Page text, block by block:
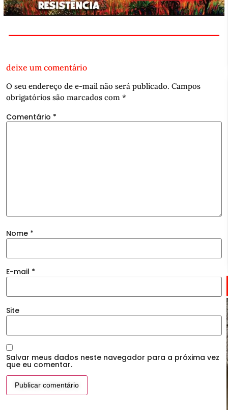
deixe um comentário
O seu endereço de e-mail não será publicado. Campos
obrigatórios são marcados com *
Comentário *
Nome *
E-mail *
Site
Salvar meus dados neste navegador para a próxima vez
que eu comentar.